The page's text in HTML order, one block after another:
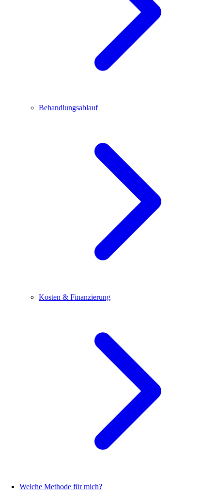
Behandlungsablauf
Kosten & Finanzierung
Welche Methode für mich?